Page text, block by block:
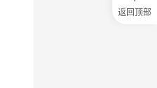
返回顶部